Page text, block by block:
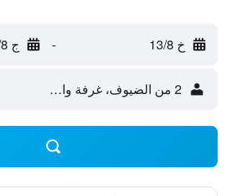
خ 13/8 - ج 14/8
2 من الضيوف، غرفة واحدة